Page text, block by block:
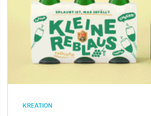
KREATION